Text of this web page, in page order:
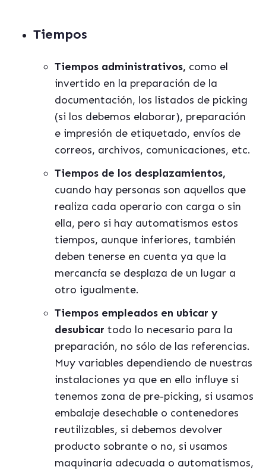
Tiempos
Tiempos administrativos, como el
invertido en la preparación de la
documentación, los listados de picking
(si los debemos elaborar), preparación
e impresión de etiquetado, envíos de
correos, archivos, comunicaciones, etc.
Tiempos de los desplazamientos,
cuando hay personas son aquellos que
realiza cada operario con carga o sin
ella, pero si hay automatismos estos
tiempos, aunque inferiores, también
deben tenerse en cuenta ya que la
mercancía se desplaza de un lugar a
otro igualmente.
Tiempos empleados en ubicar y
desubicar todo lo necesario para la
preparación, no sólo de las referencias.
Muy variables dependiendo de nuestras
instalaciones ya que en ello influye si
tenemos zona de pre-picking, si usamos
embalaje desechable o contenedores
reutilizables, si debemos devolver
producto sobrante o no, si usamos
maquinaria adecuada o automatismos,